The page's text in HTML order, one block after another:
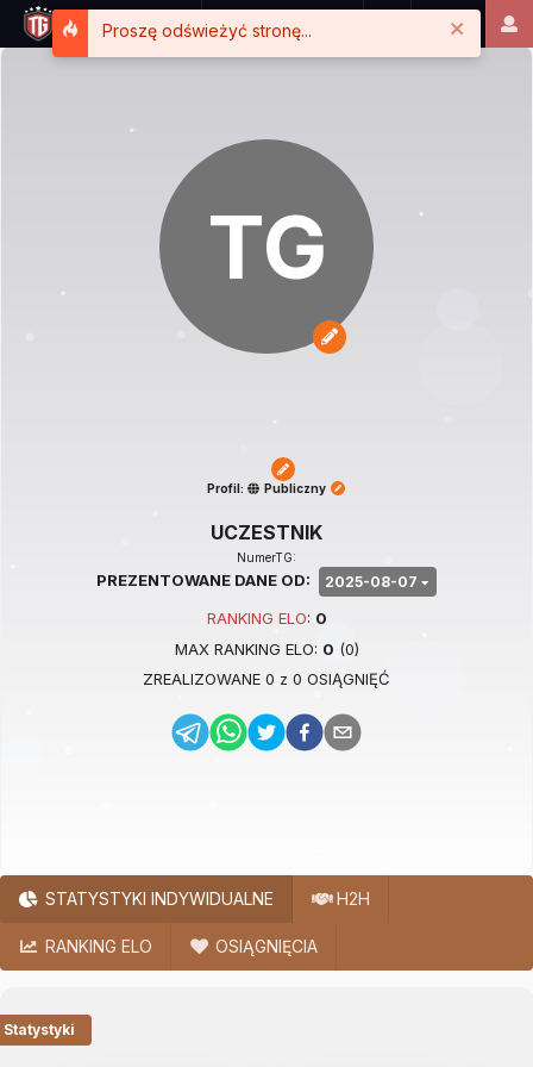
TG
Profil: Publiczny
UCZESTNIK
NumerTG:
PREZENTOWANE DANE OD: 2025-08-07
RANKING ELO: 0
MAX RANKING ELO: 0 (0)
ZREALIZOWANE 0 z 0 OSIĄGNIĘĆ
STATYSTYKI INDYWIDUALNE H2H
RANKING ELO OSIĄGNIĘCIA
Statystyki
Proszę odświeżyć stronę...